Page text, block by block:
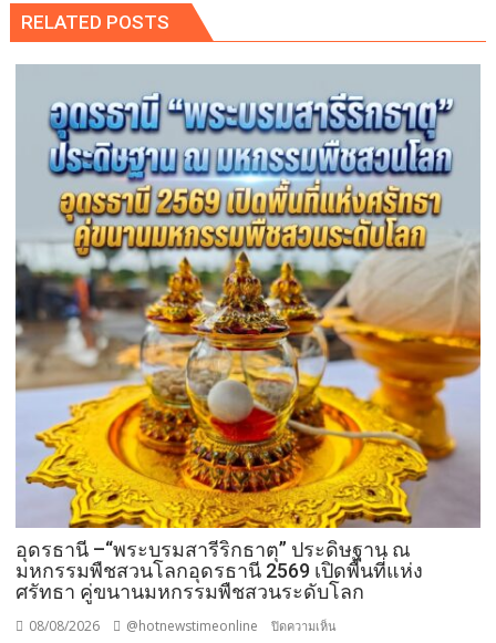
RELATED POSTS
อุดรธานี –“พระบรมสารีริกธาตุ” ประดิษฐาน ณ
มหกรรมพืชสวนโลกอุดรธานี 2569 เปิดพื้นที่แห่ง
ศรัทธา คู่ขนานมหกรรมพืชสวนระดับโลก
08/08/2026 @hotnewstimeonline ปิดความเห็น